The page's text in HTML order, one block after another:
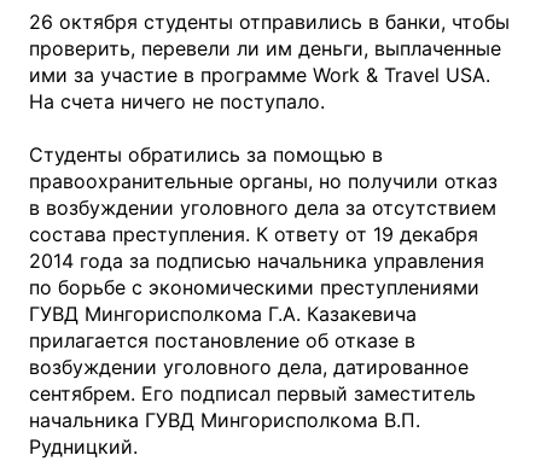
26 октября студенты отправились в банки, чтобы
проверить, перевели ли им деньги, выплаченные
ими за участие в программе Work & Travel USA.
На счета ничего не поступало.
Студенты обратились за помощью в
правоохранительные органы, но получили отказ
в возбуждении уголовного дела за отсутствием
состава преступления. К ответу от 19 декабря
2014 года за подписью начальника управления
по борьбе с экономическими преступлениями
ГУВД Мингорисполкома Г.А. Казакевича
прилагается постановление об отказе в
возбуждении уголовного дела, датированное
сентябрем. Его подписал первый заместитель
начальника ГУВД Мингорисполкома В.П.
Рудницкий.